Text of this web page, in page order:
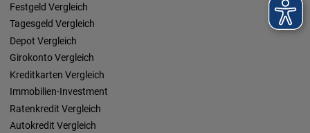
Festgeld Vergleich
Tagesgeld Vergleich
Depot Vergleich
Girokonto Vergleich
Kreditkarten Vergleich
Immobilien-Investment
Ratenkredit Vergleich
Autokredit Vergleich